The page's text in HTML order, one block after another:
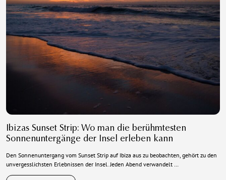
Ibizas Sunset Strip: Wo man die berühmtesten
Sonnenuntergänge der Insel erleben kann
Den Sonnenuntergang vom Sunset Strip auf Ibiza aus zu beobachten, gehört zu den
unvergesslichsten Erlebnissen der Insel. Jeden Abend verwandelt …